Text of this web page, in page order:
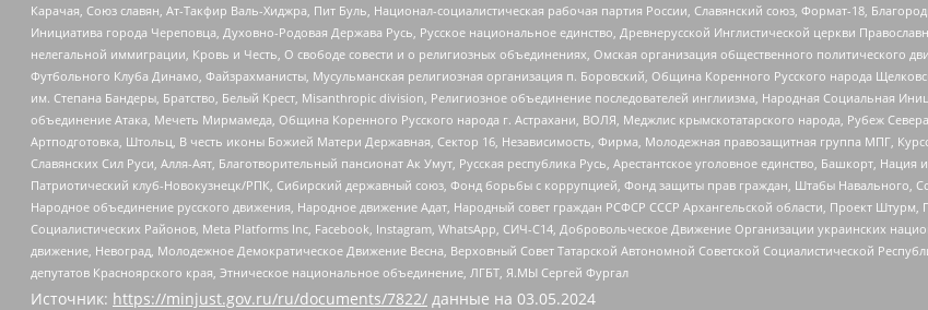
Карачая, Союз славян, Ат-Такфир Валь-Хиджра, Пит Буль, Национал-социалистическая рабочая партия России, Славянский союз, Формат-18,
Инициатива города Череповца, Духовно-Родовая Держава Русь, Русское национальное единство, Древнерусской Инглистической церкви
нелегальной иммиграции, Кровь и Честь, О свободе совести и о религиозных объединениях, Омская организация общественного политического
Футбольного Клуба Динамо, Файзрахманисты, Мусульманская религиозная организация п. Боровский, Община Коренного Русского народа
им. Степана Бандеры, Братство, Белый Крест, Misanthropic division, Религиозное объединение последователей инглиизма, Народная Социальная
объединение Атака, Мечеть Мирмамеда, Община Коренного Русского народа г. Астрахани, ВОЛЯ, Меджлис крымскотатарского народа, Рубеж
Артподготовка, Штольц, В честь иконы Божией Матери Державная, Сектор 16, Независимость, Фирма, Молодежная правозащитная группа МПГ,
Славянских Сил Руси, Алля-Аят, Благотворительный пансионат Ак Умут, Русская республика Русь, Арестантское уголовное единство, Башкорт,
Патриотический клуб-Новокузнецк/РПК, Сибирский державный союз, Фонд борьбы с коррупцией, Фонд защиты прав граждан, Штабы Навального,
Народное объединение русского движения, Народное движение Адат, Народный совет граждан РСФСР СССР Архангельской области, Проект Штурм,
Социалистических Районов, Meta Platforms Inc, Facebook, Instagram, WhatsApp, СИЧ-С14, Добровольческое Движение Организации украинских
движение, Невоград, Молодежное Демократическое Движение Весна, Верховный Совет Татарской Автономной Советской Социалистической
депутатов Красноярского края, Этническое национальное объединение, ЛГБТ, Я.МЫ Сергей Фургал
Источник: https://minjust.gov.ru/ru/documents/7822/ данные на 03.05.2024